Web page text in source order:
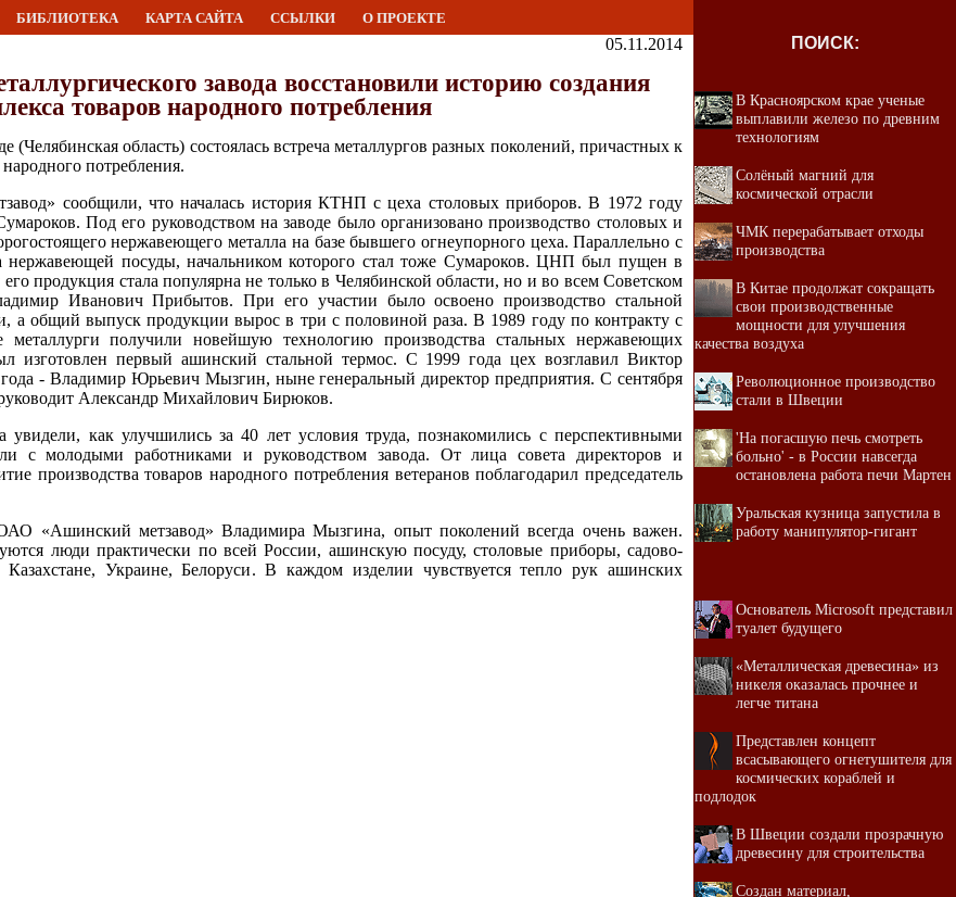
БИБЛИОТЕКА КАРТА САЙТА ССЫЛКИ О ПРОЕКТЕ
05.11.2014
завода восстановили историю создания
товаров народного потребления
область) состоялась встреча металлургов разных поколений, причастных к
потребления.
сообщили, что началась история КТНП с цеха столовых приборов. В 1972 году
Под его руководством на заводе было организовано производство столовых и
нержавеющего металла на базе бывшего огнеупорного цеха. Параллельно с
посуды, начальником которого стал тоже Сумароков. ЦНП был пущен в
продукция стала популярна не только в Челябинской области, но и во всем Советском
Иванович Прибытов. При его участии было освоено производство стальной
а общий выпуск продукции вырос в три с половиной раза. В 1989 году по контракту с
получили новейшую технологию производства стальных нержавеющих
изготовлен первый ашинский стальной термос. С 1999 года цех возглавил Виктор
- Владимир Юрьевич Мызгин, ныне генеральный директор предприятия. С сентября
Александр Михайлович Бирюков.
увидели, как улучшились за 40 лет условия труда, познакомились с перспективными
с молодыми работниками и руководством завода. От лица совета директоров и
производства товаров народного потребления ветеранов поблагодарил председатель
«Ашинский метзавод» Владимира Мызгина, опыт поколений всегда очень важен.
люди практически по всей России, ашинскую посуду, столовые приборы, садово-
Украине, Белоруси. В каждом изделии чувствуется тепло рук ашинских
ПОИСК:
В Красноярском крае ученые
выплавили железо по древним
технологиям
Солёный магний для
космической отрасли
ЧМК перерабатывает отходы
производства
В Китае продолжат сокращать
свои производственные
мощности для улучшения
качества воздуха
Революционное производство
стали в Швеции
'На погасшую печь смотреть
больно' - в России навсегда
остановлена работа печи Мартен
Уральская кузница запустила в
работу манипулятор-гигант
Основатель Microsoft представил
туалет будущего
«Металлическая древесина» из
никеля оказалась прочнее и
легче титана
Представлен концепт
всасывающего огнетушителя для
космических кораблей и
подлодок
В Швеции создали прозрачную
древесину для строительства
Создан материал,